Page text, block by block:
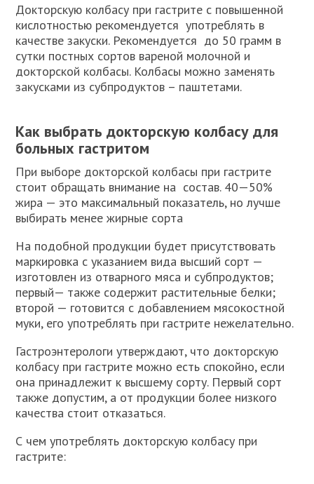
Докторскую колбасу при гастрите с повышенной
кислотностью рекомендуется употреблять в
качестве закуски. Рекомендуется до 50 грамм в
сутки постных сортов вареной молочной и
докторской колбасы. Колбасы можно заменять
закусками из субпродуктов – паштетами.
Как выбрать докторскую колбасу для
больных гастритом
При выборе докторской колбасы при гастрите
стоит обращать внимание на состав. 40—50%
жира — это максимальный показатель, но лучше
выбирать менее жирные сорта
На подобной продукции будет присутствовать
маркировка с указанием вида высший сорт —
изготовлен из отварного мяса и субпродуктов;
первый— также содержит растительные белки;
второй — готовится с добавлением мясокостной
муки, его употреблять при гастрите нежелательно.
Гастроэнтерологи утверждают, что докторскую
колбасу при гастрите можно есть спокойно, если
она принадлежит к высшему сорту. Первый сорт
также допустим, а от продукции более низкого
качества стоит отказаться.
С чем употреблять докторскую колбасу при
гастрите: